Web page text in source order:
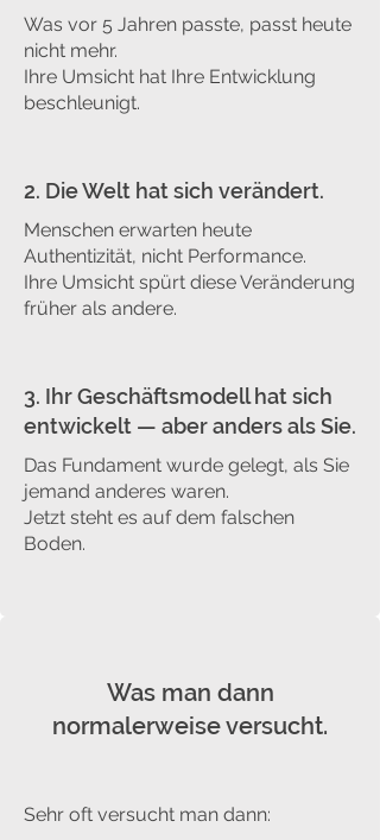
Was vor 5 Jahren passte, passt heute
nicht mehr.
Ihre Umsicht hat Ihre Entwicklung
beschleunigt.
2. Die Welt hat sich verändert.
Menschen erwarten heute
Authentizität, nicht Performance.
Ihre Umsicht spürt diese Veränderung
früher als andere.
3. Ihr Geschäftsmodell hat sich
entwickelt — aber anders als Sie.
Das Fundament wurde gelegt, als Sie
jemand anderes waren.
Jetzt steht es auf dem falschen
Boden.
Was man dann
normalerweise versucht.
Sehr oft versucht man dann: